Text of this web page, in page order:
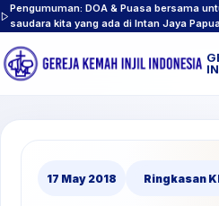
Pengumuman: DOA & Puasa bersama
saudara kita yang ada di Intan Jaya
17 May 2018 Ringkasan